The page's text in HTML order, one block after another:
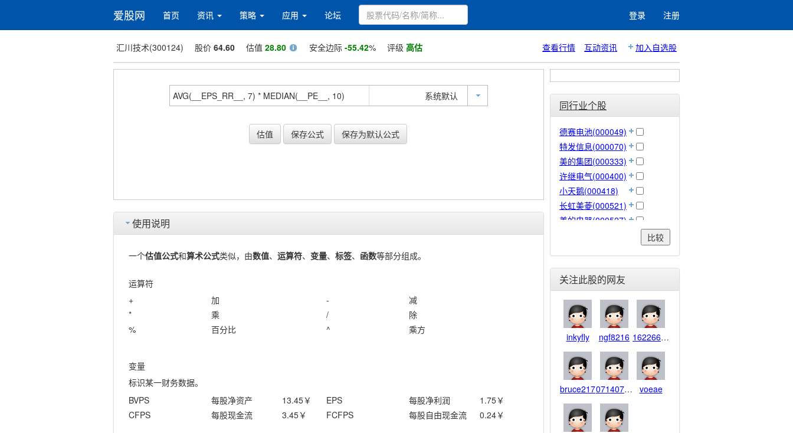
爱股网 首页 资讯 策略 应用 论坛 登录 注册
汇川技术(300124) 股价 64.60 估值 28.80 安全边际 -55.42% 评级 高估 查看行情 互动资讯 加入自选股
系统默认
估值 保存公式 保存为默认公式
使用说明
一个估值公式和算术公式类似，由数值、 运算符、 变量、 标签、 函数等部分组成。
运算符
+
加 -
减
*
乘 /
除
%
百分比 ^ 乘方
变量
标识某一财务数据。
BVPS
每股净资产 13.45￥ EPS 每股净利润 1.75￥
CFPS
每股现金流 3.45￥ FCFPS 每股自由现金流 0.24￥
同行业个股
德赛电池(000049)
特发信息(000070)
美的集团(000333)
许继电气(000400)
小天鹅(000418)
长虹美菱(000521)
美的电器(000527)
合金投资(000633)
格力电器(000651)
东方电子(000682)
金宇车城(000803)
银河生物(000806)
富通鑫茂(000836)
海信家电(000921)
佳电股份(000922)
德豪润达(002005)
思源电气(002028)
华帝股份(002035)
比较
关注此股的网友
inkyfly ngf8216 1622668631
bruce217 07140714f voeae